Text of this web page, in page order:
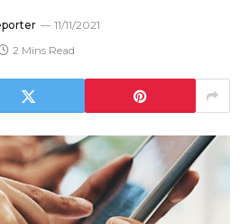
11/11/2021
2 Mins Read